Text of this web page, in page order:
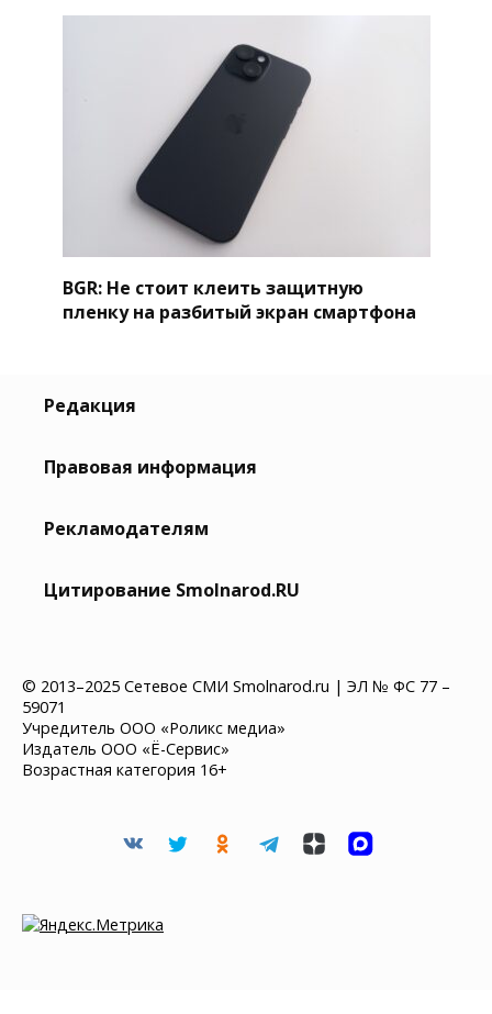
BGR: Не стоит клеить защитную
пленку на разбитый экран смартфона
Редакция
Правовая информация
Рекламодателям
Цитирование Smolnarod.RU
© 2013–2025 Сетевое СМИ Smolnarod.ru | ЭЛ № ФС 77 –
59071
Учредитель ООО «Роликс медиа»
Издатель ООО «Ё-Сервис»
Возрастная категория 16+